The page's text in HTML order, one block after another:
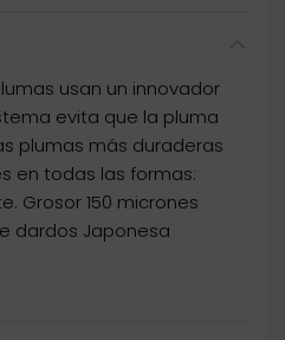
usan un innovador
evita que la pluma
plumas más duraderas
en todas las formas:
Grosor 150 micrones
dardos Japonesa